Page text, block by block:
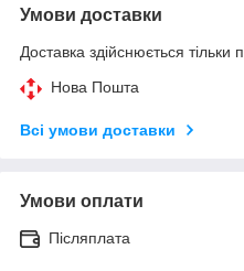
Умови доставки
Доставка здійснюється тільки
Нова Пошта
Всі умови доставки
Умови оплати
Післяплата